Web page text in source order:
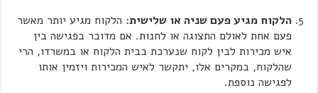
הלקוח מגיע פעם שניה או שלישית: הלקוח מגיע יותר מאשר
פעם אחת לאולם התצוגה או לחנות. אם מדובר בפגישה בין
איש מכירות לבין לקוח שנערכת בבית הלקוח או במשרדו, הרי
שהלקוח, במקרים אלו, יתקשר לאיש המכירות ויזמין אותו
לפגישה נוספת.